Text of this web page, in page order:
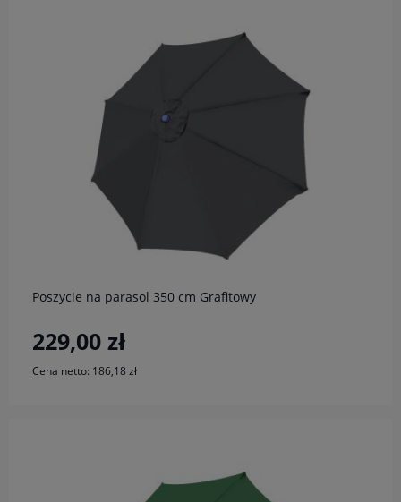
Poszycie na parasol 350 cm Grafitowy
229,00 zł
Cena netto: 186,18 zł